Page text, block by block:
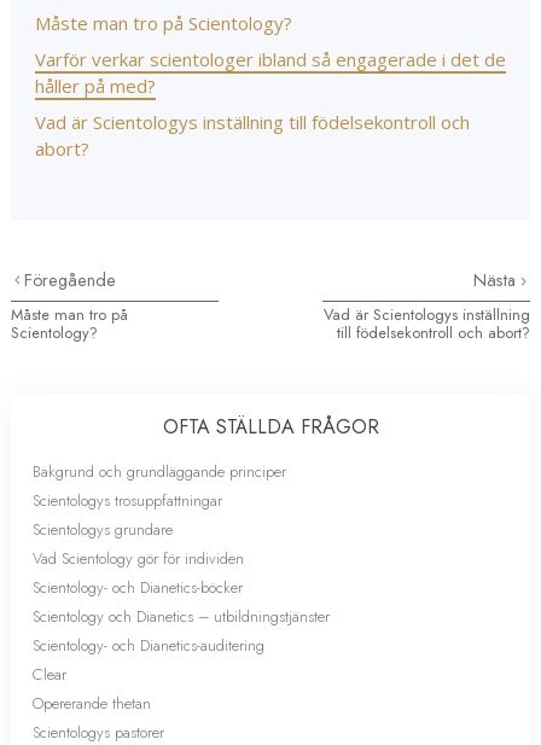
Måste man tro på Scientology?
Varför verkar scientologer ibland så engagerade i det de
håller på med?
Vad är Scientologys inställning till födelsekontroll och
abort?
Föregående
Måste man tro på
Scientology?
Nästa
Vad är Scientologys inställning
till födelsekontroll och abort?
OFTA STÄLLDA FRÅGOR
Bakgrund och grundläggande principer
Scientologys trosuppfattningar
Scientologys grundare
Vad Scientology gör för individen
Scientology- och Dianetics-böcker
Scientology och Dianetics – utbildningstjänster
Scientology- och Dianetics-auditering
Clear
Opererande thetan
Scientologys pastorer